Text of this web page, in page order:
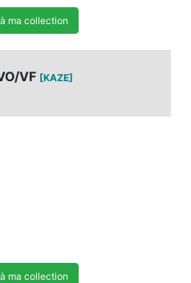
ma collection
VF [KAZE]
ma collection